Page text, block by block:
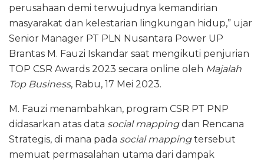
perusahaan demi terwujudnya kemandirian
masyarakat dan kelestarian lingkungan hidup,” ujar
Senior Manager PT PLN Nusantara Power UP
Brantas M. Fauzi Iskandar saat mengikuti penjurian
TOP CSR Awards 2023 secara online oleh Majalah
Top Business, Rabu, 17 Mei 2023.
M. Fauzi menambahkan, program CSR PT PNP
didasarkan atas data social mappingdan Rencana
Strategis, di mana pada social mappingtersebut
memuat permasalahan utama dari dampak